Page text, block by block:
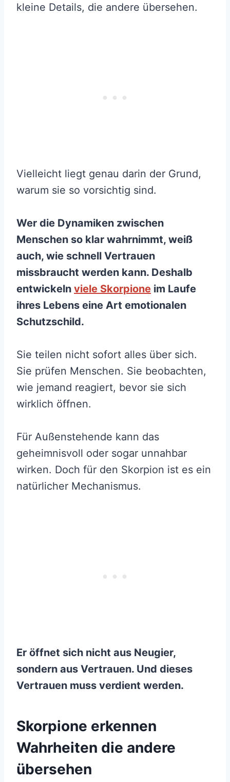
kleine Details, die andere übersehen.
Vielleicht liegt genau darin der Grund,
warum sie so vorsichtig sind.
Wer die Dynamiken zwischen
Menschen so klar wahrnimmt, weiß
auch, wie schnell Vertrauen
missbraucht werden kann. Deshalb
entwickeln viele Skorpione im Laufe
ihres Lebens eine Art emotionalen
Schutzschild.
Sie teilen nicht sofort alles über sich.
Sie prüfen Menschen. Sie beobachten,
wie jemand reagiert, bevor sie sich
wirklich öffnen.
Für Außenstehende kann das
geheimnisvoll oder sogar unnahbar
wirken. Doch für den Skorpion ist es ein
natürlicher Mechanismus.
Er öffnet sich nicht aus Neugier,
sondern aus Vertrauen. Und dieses
Vertrauen muss verdient werden.
Skorpione erkennen
Wahrheiten die andere
übersehen